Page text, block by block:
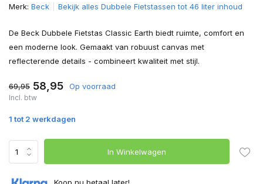
Merk: Beck Bekijk alles Dubbele Fietstassen tot 46 liter inhoud
De Beck Dubbele Fietstas Classic Earth biedt ruimte, comfort en
een moderne look. Gemaakt van robuust canvas met
reflecterende details - combineert kwaliteit met stijl.
69,95 58,95 Op voorraad
Incl. btw
1 tot 2 werkdagen
In Winkelwagen